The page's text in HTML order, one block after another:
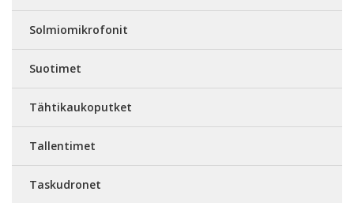
Solmiomikrofonit
Suotimet
Tähtikaukoputket
Tallentimet
Taskudronet